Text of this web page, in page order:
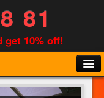
81
get 10% off!